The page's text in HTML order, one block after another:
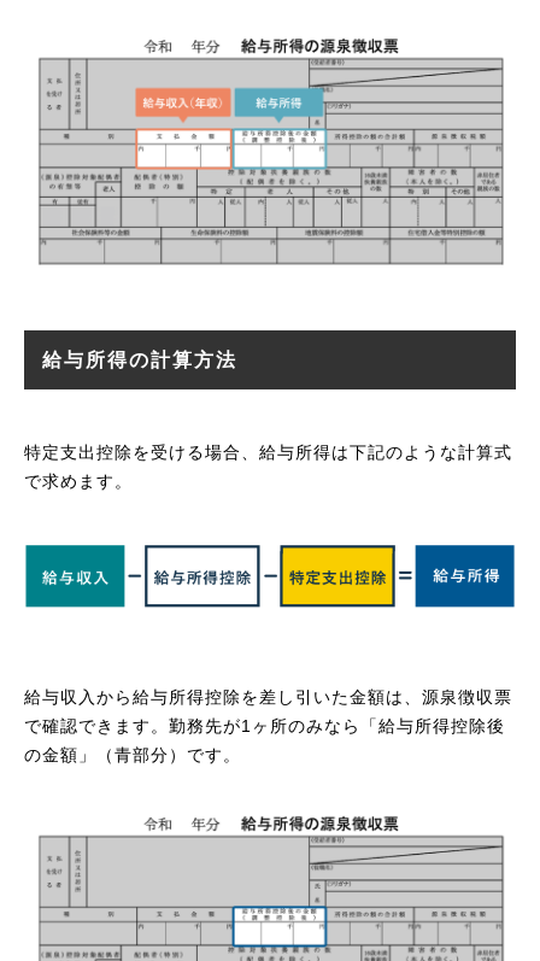
給与所得の計算方法
特定支出控除を受ける場合、給与所得は下記のような計算式
で求めます。
給与収入から給与所得控除を差し引いた金額は、源泉徴収票
で確認できます。勤務先が1ヶ所のみなら「給与所得控除後
の金額」（青部分）です。